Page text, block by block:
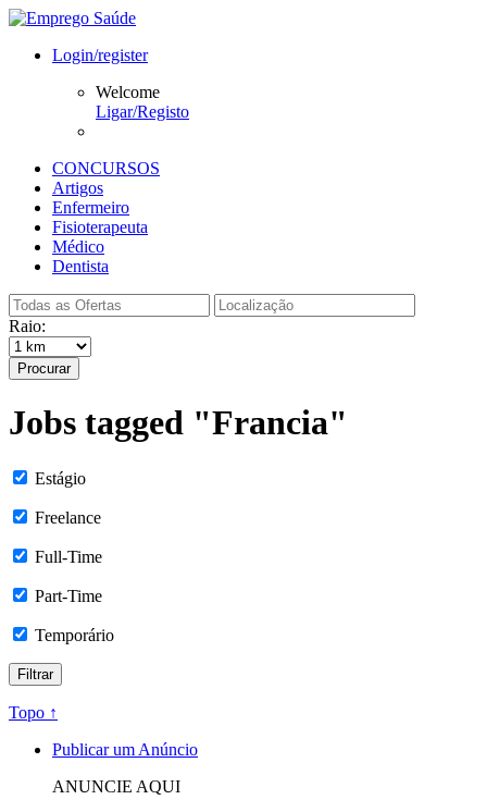
Login/register
Welcome
Ligar/Registo
CONCURSOS
Artigos
Enfermeiro
Fisioterapeuta
Médico
Dentista
Raio:
Procurar
Jobs tagged "Francia"
Estágio
Freelance
Full-Time
Part-Time
Temporário
Topo ↑
Publicar um Anúncio
ANUNCIE AQUI